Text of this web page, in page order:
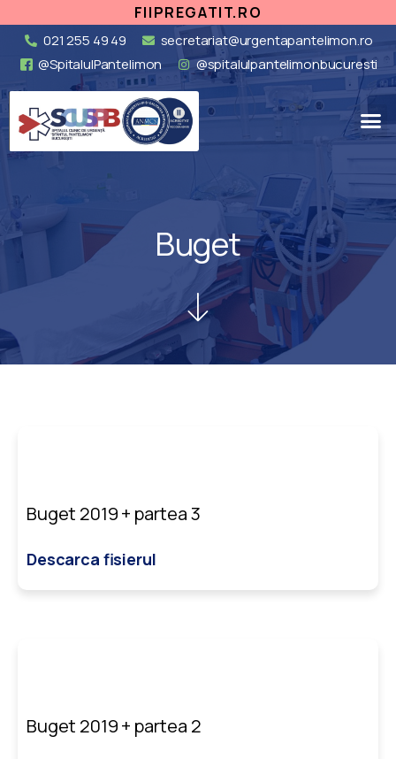
FIIPREGATIT.RO
021 255 49 49
secretariat@urgentapantelimon.ro
@SpitalulPantelimon
@spitalulpantelimonbucuresti
Buget
Buget 2019 + partea 3
Descarca fisierul
Buget 2019 + partea 2